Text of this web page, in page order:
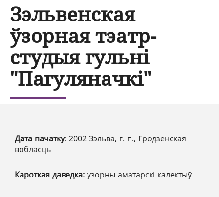
Зэльвенская
ўзорная тэатр-
студыя гульні
"Пагуляначкі"
Дата пачатку: 2002 Зэльва, г. п., Гродзенская
вобласць
Кароткая даведка: узорны аматарскі калектыў